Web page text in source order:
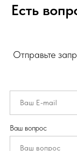
Есть
Отправьте
Ваш вопрос